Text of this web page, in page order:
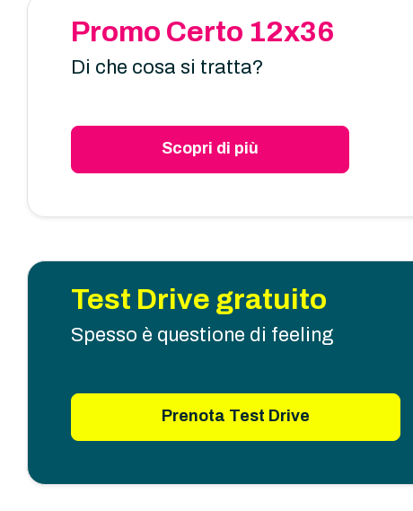
Promo Certo 12x36
Di che cosa si tratta?
Scopri di più
Test Drive gratuito
Spesso è questione di feeling
Prenota Test Drive